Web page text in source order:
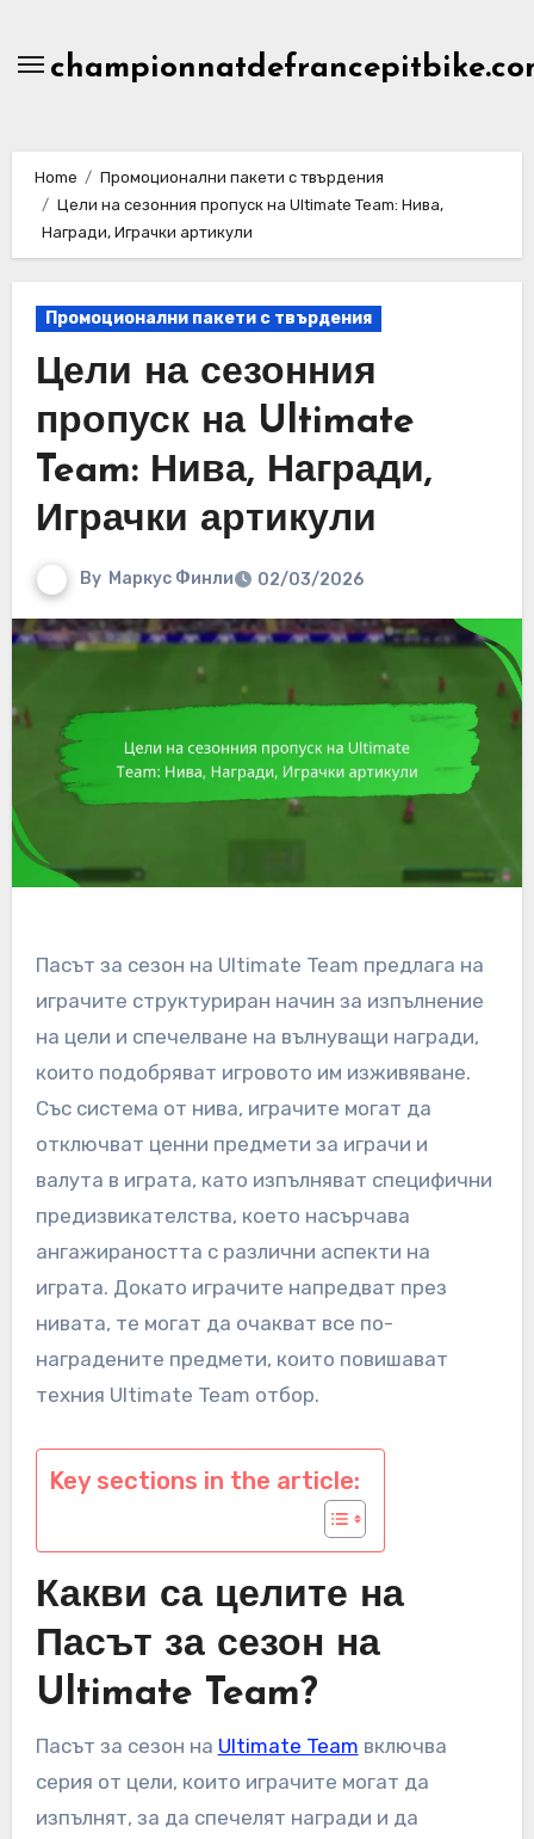
content
Home
Промоционални пакети с твърдения
Цели на сезонния пропуск на Ultimate Team: Нива,
Награди, Играчки артикули
Промоционални пакети с твърдения
Цели на сезонния
пропуск на Ultimate
Team: Нива, Награди,
Играчки артикули
By Маркус Финли 02/03/2026
Пасът за сезон на Ultimate Team предлага на
играчите структуриран начин за изпълнение
на цели и спечелване на вълнуващи награди,
които подобряват игровото им изживяване.
Със система от нива, играчите могат да
отключват ценни предмети за играчи и
валута в играта, като изпълняват специфични
предизвикателства, което насърчава
ангажираността с различни аспекти на
играта. Докато играчите напредват през
нивата, те могат да очакват все по-
наградените предмети, които повишават
техния Ultimate Team отбор.
Key sections in the article:
Какви са целите на
Пасът за сезон на
Ultimate Team?
Пасът за сезон на Ultimate Team включва
серия от цели, които играчите могат да
изпълнят, за да спечелят награди и да